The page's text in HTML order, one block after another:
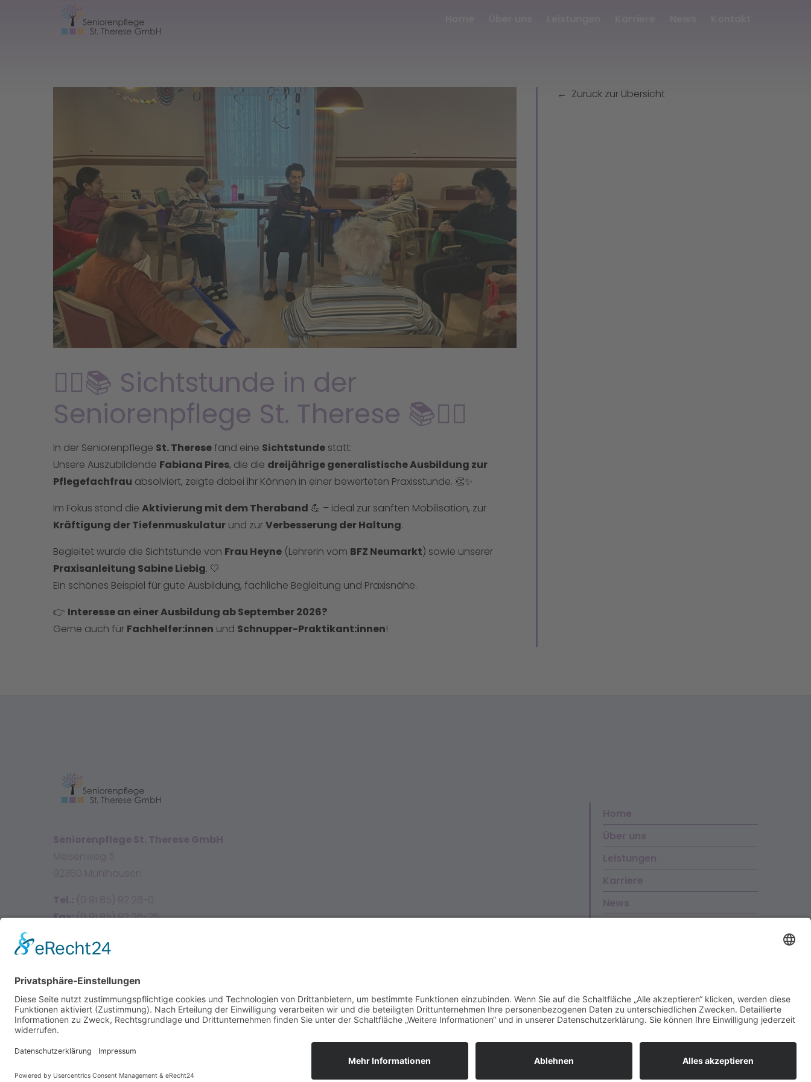
👩‍⚕️📚 Sichtstunde in der
Seniorenpflege St. Therese 📚👩‍⚕️
In der Seniorenpflege St. Theresefand eine Sichtstunde statt:
Unsere Auszubildende Fabiana Pires, die die dreijährige generalistische Ausbildung zur
Pflegefachfrau absolviert, zeigte dabei ihr Können in einer bewerteten Praxisstunde. 👏✨
Im Fokus stand die Aktivierung mit dem Theraband 💪 – ideal zur sanften Mobilisation, zur
Kräftigung der Tiefenmuskulatur und zurVerbesserung der Haltung.
Begleitet wurde die Sichtstunde von Frau Heyne (Lehrerin vom BFZ Neumarkt) sowie unserer
Praxisanleitung Sabine Liebig. 🤍
Ein schönes Beispiel für gute Ausbildung, fachliche Begleitung und Praxisnähe.
👉 Interesse an einer Ausbildung ab September 2026?
Gerne auch für Fachhelfer:innen und Schnupper-Praktikant:innen!
Zurück zur Übersicht
Seniorenpflege St. Therese GmbH
Meisenweg 5
92360 Mühlhausen
Tel.: (0 91 85) 92 26-0
Fax:(0 91 85) 92 26-26
E-Mail: info@sttherese.de
Instagram
Home
Über uns
Leistungen
Karriere
News
Datenschutzerklärung